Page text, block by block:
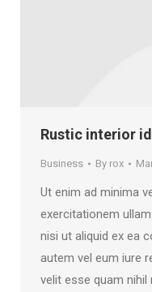
Rustic interior
Business By rox
Ut enim ad minima
exercitationem
nisi ut aliquid ex ea
autem vel eum iure
velit esse quam